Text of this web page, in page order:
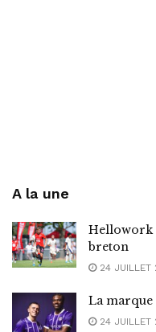
A la une
Hellowork
breton
24 JUILLET
La marque
24 JUILLET